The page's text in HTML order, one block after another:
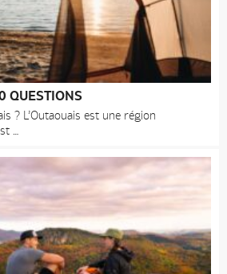
QUESTIONS
? L’Outaouais est une région